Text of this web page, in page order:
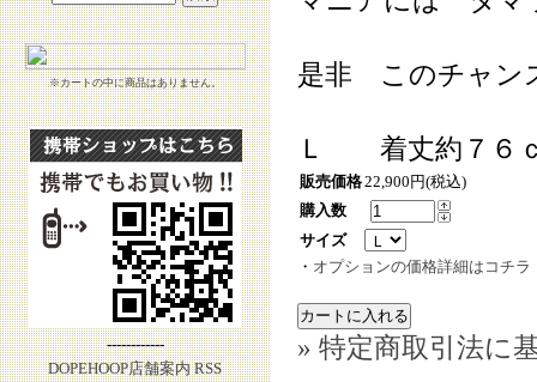
※カートの中に商品はありません。
------------
DOPEHOOP店舗案内 RSS
是非 このチャン
Ｌ 着丈約７６
販売価格22,900円(税込)
購入数
サイズ
・ オプションの価格詳細はコチラ
» 特定商取引法に